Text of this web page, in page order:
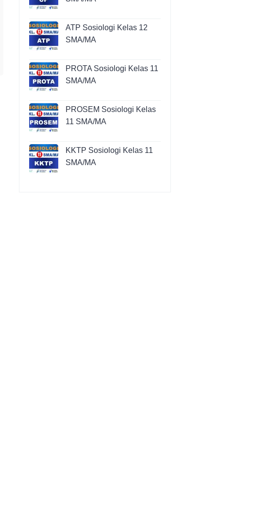
ATP Sosiologi Kelas 12
SMA/MA
PROTA Sosiologi Kelas 11
SMA/MA
PROSEM Sosiologi Kelas
11 SMA/MA
KKTP Sosiologi Kelas 11
SMA/MA